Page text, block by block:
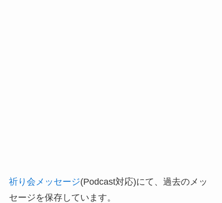
祈り会メッセージ(Podcast対応)にて、過去のメッ
セージを保存しています。